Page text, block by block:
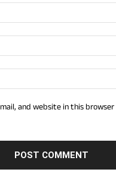
and website in this